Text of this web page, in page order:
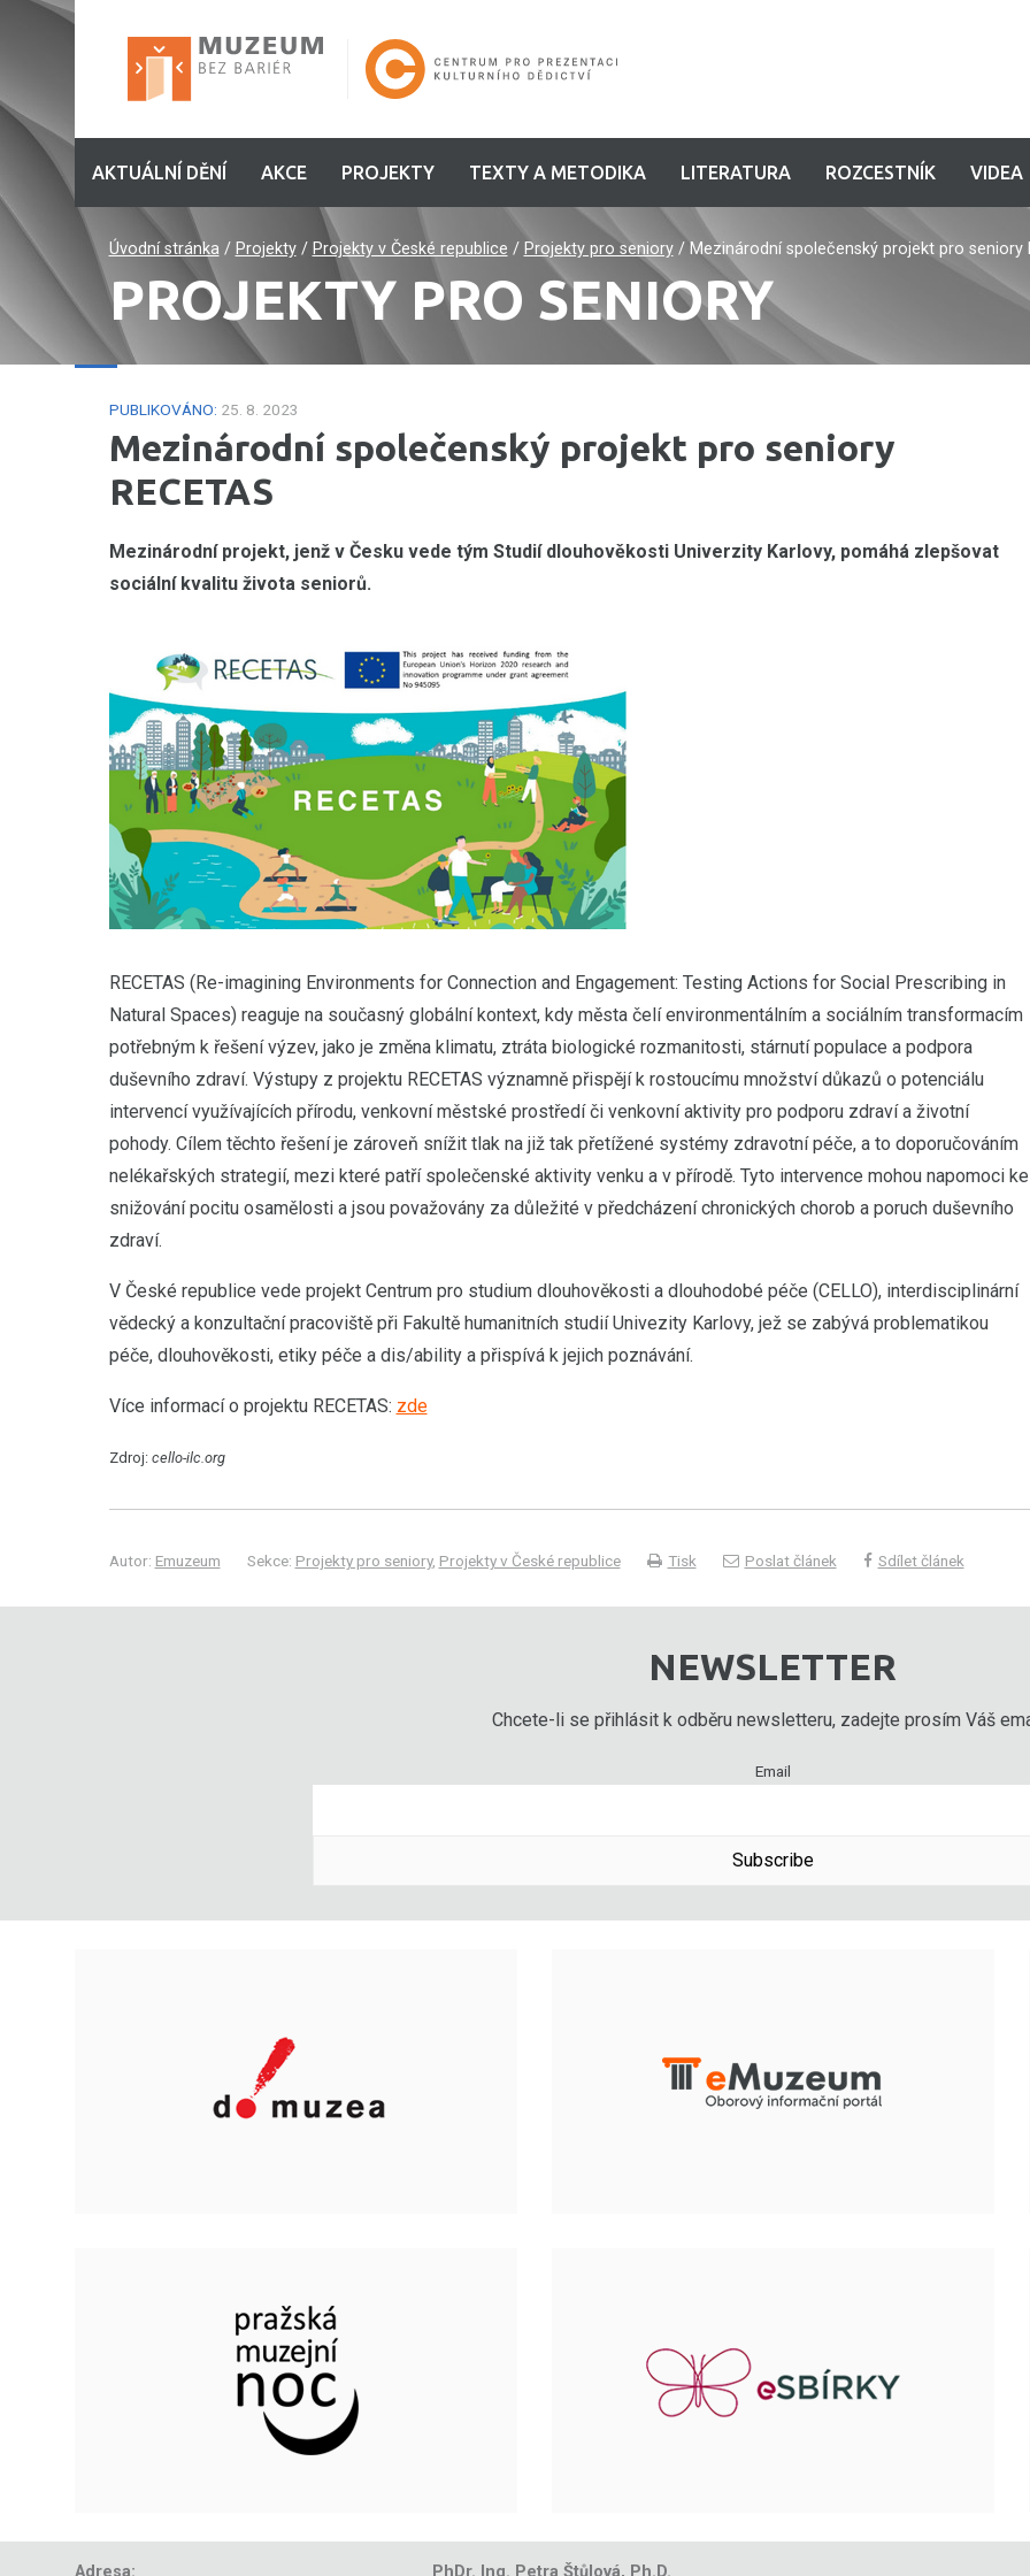
AKTUÁLNÍ DĚNÍ AKCE PROJEKTY TEXTY A METODIKA LITERATURA ROZCESTNÍK VIDEA
Úvodní stránka/ Projekty/ Projekty v České republice / Projekty pro seniory/ Mezinárodní společenský projekt pro seniory
PROJEKTY PRO SENIORY
PUBLIKOVÁNO: 25. 8. 2023
Mezinárodní společenský projekt pro seniory
RECETAS
Mezinárodní projekt, jenž v Česku vede tým Studií dlouhověkosti Univerzity Karlovy, pomáhá zlepšovat
sociální kvalitu života seniorů.
RECETAS (Re-imagining Environments for Connection and Engagement: Testing Actions for Social Prescribing in
Natural Spaces) reaguje na současný globální kontext, kdy města čelí environmentálním a sociálním transformacím
potřebným k řešení výzev, jako je změna klimatu, ztráta biologické rozmanitosti, stárnutí populace a podpora
duševního zdraví. Výstupy z projektu RECETAS významně přispějí k rostoucímu množství důkazů o potenciálu
intervencí využívajících přírodu, venkovní městské prostředí či venkovní aktivity pro podporu zdraví a životní
pohody. Cílem těchto řešení je zároveň snížit tlak na již tak přetížené systémy zdravotní péče, a to doporučováním
nelékařských strategií, mezi které patří společenské aktivity venku a v přírodě. Tyto intervence mohou napomoci ke
snižování pocitu osamělosti a jsou považovány za důležité v předcházení chronických chorob a poruch duševního
zdraví.
V České republice vede projekt Centrum pro studium dlouhověkosti a dlouhodobé péče (CELLO), interdisciplinární
vědecký a konzultační pracoviště při Fakultě humanitních studií Univezity Karlovy, jež se zabývá problematikou
péče, dlouhověkosti, etiky péče a dis/ability a přispívá k jejich poznávání.
Více informací o projektu RECETAS: zde
Zdroj: cello-ilc.org
Autor: Emuzeum Sekce: Projekty pro seniory, Projekty v České republice Tisk Poslat článek Sdílet článek
NEWSLETTER
Chcete-li se přihlásit k odběru newsletteru, zadejte prosím Váš
Email
Subscribe
Adresa: PhDr. Ing. Petra Štůlová, Ph.D.